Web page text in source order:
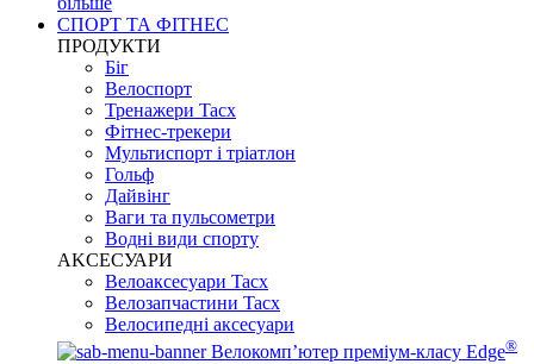
СПОРТ ТА ФІТНЕС
ПРОДУКТИ
Біг
Велоспорт
Тренажери Tacx
Фітнес-трекери
Мультиспорт і тріатлон
Гольф
Дайвінг
Ваги та пульсометри
Водні види спорту
AKCЕСУАРИ
Велоаксесуари Tacx
Велозапчастини Tacx
Велосипедні аксесуари
Велокомп’ютер преміум-класу Edge®